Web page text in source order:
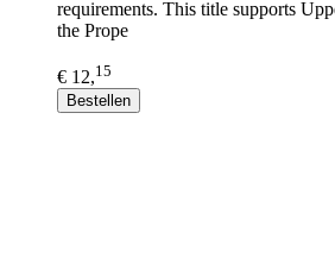
requirements. This title supports
the Prope
€ 12,15
Bestellen